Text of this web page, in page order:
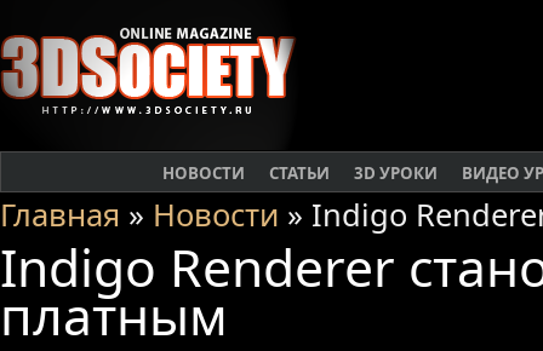
НОВОСТИ СТАТЬИ 3D УРОКИ ВИДЕО
Главная » Новости » Indigo
Indigo Renderer
платным